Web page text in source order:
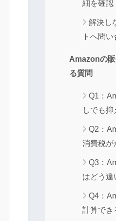
細を確認
解決し
トへ問
Amazonの
る質問
Q1：
しでも
Q2：
消費税が
Q3：
はどう違
Q4：
計算でき